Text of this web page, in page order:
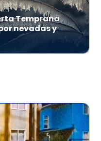
Temprana
nevadas y